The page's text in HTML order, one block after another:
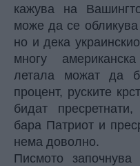
кажува на
може да се
но и дека
многу
летала можат да
процент, руските
бидат
бара Патриот и
нема доволно.
Писмото